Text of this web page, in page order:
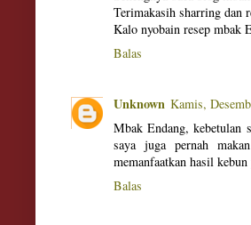
Terimakasih sharring dan
Kalo nyobain resep mbak
Balas
Unknown Kamis,
Mbak Endang, kebetulan
saya juga pernah
memanfaatkan hasil kebun
Balas